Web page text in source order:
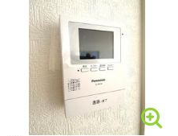
1251m
くチェックしたい」etc
一に
いたします。